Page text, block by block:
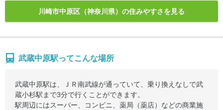
川崎市中原区（神奈川県）の住みやすさを見る
武蔵中原駅ってこんな場所
武蔵中原駅は、ＪＲ南武線が通っていて、乗り換えなしで武
蔵小杉駅まで3分で行くことができます。
駅周辺にはスーパー、コンビニ、薬局（薬店）などの商業施